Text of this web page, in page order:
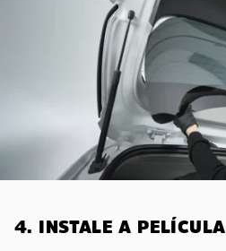
4. INSTALE A PELÍCULA